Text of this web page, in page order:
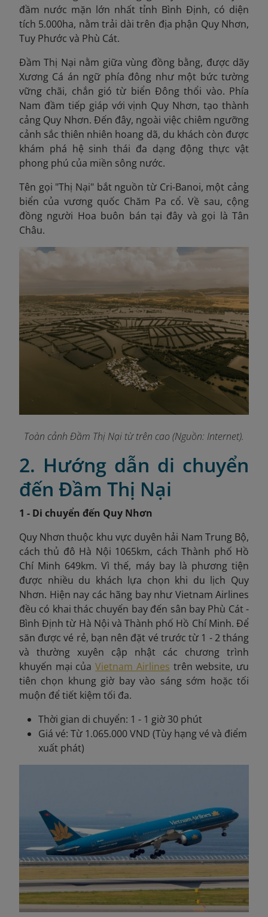
đầm nước mặn lớn nhất tỉnh Bình Định, có diện
tích 5.000ha, nằm trải dài trên địa phận Quy Nhơn,
Tuy Phước và Phù Cát.
Đầm Thị Nại nằm giữa vùng đồng bằng, được dãy
Xương Cá án ngữ phía đông như một bức tường
vững chãi, chắn gió từ biển Đông thổi vào. Phía
Nam đầm tiếp giáp với vịnh Quy Nhơn, tạo thành
cảng Quy Nhơn. Đến đây, ngoài việc chiêm ngưỡng
cảnh sắc thiên nhiên hoang dã, du khách còn được
khám phá hệ sinh thái đa dạng động thực vật
phong phú của miền sông nước.
Tên gọi "Thị Nại" bắt nguồn từ Cri-Banoi, một cảng
biển của vương quốc Chăm Pa cổ. Về sau, cộng
đồng người Hoa buôn bán tại đây và gọi là Tân
Châu.
Toàn cảnh Đầm Thị Nại từ trên cao (Nguồn: Internet).
2. Hướng dẫn di chuyển
đến Đầm Thị Nại
1 - Di chuyển đến Quy Nhơn
Quy Nhơn thuộc khu vực duyên hải Nam Trung Bộ,
cách thủ đô Hà Nội 1065km, cách Thành phố Hồ
Chí Minh 649km. Vì thế, máy bay là phương tiện
được nhiều du khách lựa chọn khi du lịch Quy
Nhơn. Hiện nay các hãng bay như Vietnam Airlines
đều có khai thác chuyến bay đến sân bay Phù Cát -
Bình Định từ Hà Nội và Thành phố Hồ Chí Minh. Để
săn được vé rẻ, bạn nên đặt vé trước từ 1 - 2 tháng
và thường xuyên cập nhật các chương trình
khuyến mại củaVietnam Airlines trên website, ưu
tiên chọn khung giờ bay vào sáng sớm hoặc tối
muộn để tiết kiệm tối đa.
Thời gian di chuyển: 1 - 1 giờ 30 phút
Giá vé: Từ 1.065.000 VND (Tùy hạng vé và điểm
xuất phát)